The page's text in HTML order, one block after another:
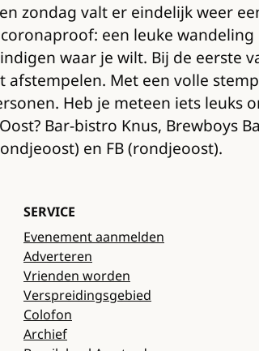
zondag valt er eindelijk weer
een leuke
waar je wilt. Bij de eerste
afstempelen. Met een volle
Heb je meteen iets leuks
Bar-bistro Knus, Brewboys
en FB (rondjeoost).
SERVICE
Evenement aanmelden
Adverteren
Vrienden worden
Verspreidingsgebied
Colofon
Archief